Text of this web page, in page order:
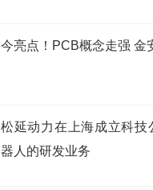
今亮点！PCB概念走强 金
松延动力在上海成立科技
器人的研发业务